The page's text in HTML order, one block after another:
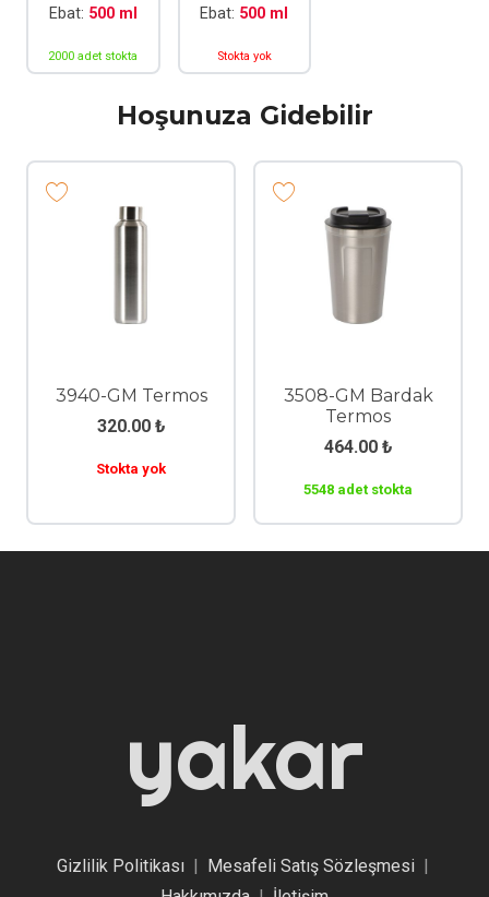
Ebat: 500 ml
2000 adet stokta
Ebat: 500 ml
Stokta yok
Hoşunuza Gidebilir
3940-GM Termos
320.00 ₺
Stokta yok
3508-GM Bardak
Termos
464.00 ₺
5548 adet stokta
yakar
Gizlilik Politikası| Mesafeli Satış Sözleşmesi|